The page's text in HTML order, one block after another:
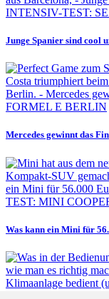
INTENSIV-TEST:
Junge Spanier sind cool
FORMEL E BERLIN
Mercedes gewinnt das
TEST: MINI
Was kann ein Mini für